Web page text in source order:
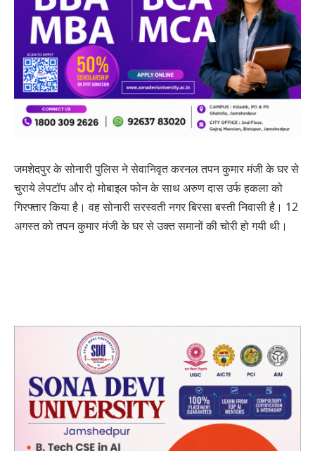
जमशेदपुर के सोनारी पुलिस ने सेवानिवृत करनल तपन कुमार मंजी के घर से
चुराये लेपटॉप और दो मोबाइल फोन के साथ अरुण दास उर्फ हकला को
गिरफ्तार किया है। वह सोनारी सरस्वती नगर बिरसा बस्ती निवासी है। 12
अगस्त को तपन कुमार मंजी के घर से उक्त समानों की चोरी हो गयी थी।